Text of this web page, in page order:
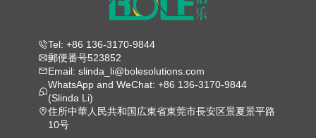
Tel: +86 136-3170-9844
郵便番号523852
Email: slinda_li@bolesolutions.com
WhatsApp and WeChat: +86 136-3170-9844
(Slinda Li)
住所中華人民共和国広東省東莞市長安区景夏景平路
10号